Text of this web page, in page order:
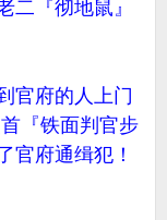
二『彻地鼠』
官府的人上门
『铁面判官步
官府通缉犯！